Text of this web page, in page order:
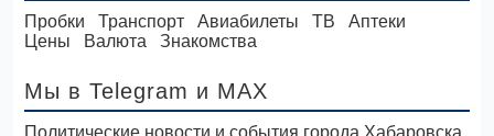
Пробки Транспорт Авиабилеты ТВ
Аптеки
Цены
Валюта Знакомства
Мы в Telegram и MAX
Политические новости и события города Хабаровска.